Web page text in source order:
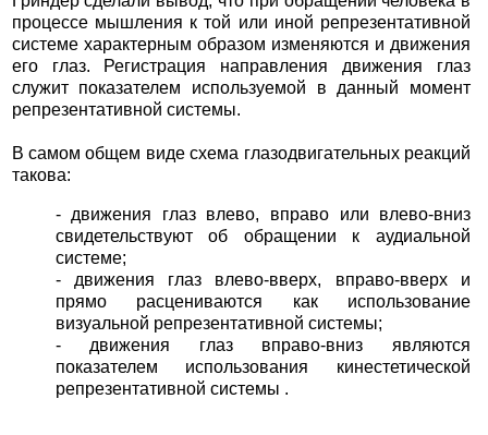
процессе мышления к той или иной репрезентативной
системе характерным образом изменяются и движения
его глаз. Регистрация направления движения глаз
служит показателем используемой в данный момент
репрезентативной системы.
В самом общем виде схема глазодвигательных реакций
такова:
- движения глаз влево, вправо или влево-вниз
свидетельствуют об обращении к аудиальной
системе;
- движения глаз влево-вверх, вправо-вверх и
прямо расцениваются как использование
визуальной репрезентативной системы;
- движения глаз вправо-вниз являются
показателем использования кинестетической
репрезентативной системы .